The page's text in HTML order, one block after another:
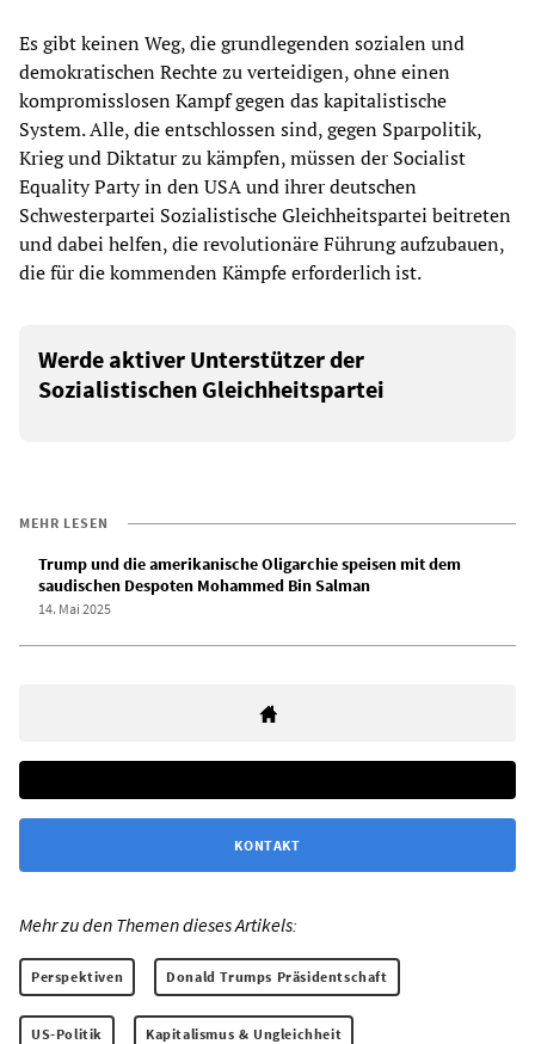
Es gibt keinen Weg, die grundlegenden sozialen und
demokratischen Rechte zu verteidigen, ohne einen
kompromisslosen Kampf gegen das kapitalistische
System. Alle, die entschlossen sind, gegen Sparpolitik,
Krieg und Diktatur zu kämpfen, müssen der Socialist
Equality Party in den USA und ihrer deutschen
Schwesterpartei Sozialistische Gleichheitspartei beitreten
und dabei helfen, die revolutionäre Führung aufzubauen,
die für die kommenden Kämpfe erforderlich ist.
Werde aktiver Unterstützer der
Sozialistischen Gleichheitspartei
MEHR LESEN
Trump und die amerikanische Oligarchie speisen mit dem
saudischen Despoten Mohammed Bin Salman
14. Mai 2025
KONTAKT
Mehr zu den Themen dieses Artikels:
Perspektiven Donald Trumps Präsidentschaft
US-Politik Kapitalismus & Ungleichheit